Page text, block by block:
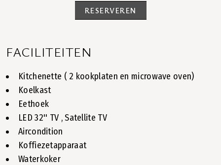
RESERVEREN
FACILITEITEN
Kitchenette ( 2 kookplaten en microwave oven)
Koelkast
Eethoek
LED 32'' TV , Satellite TV
Aircondition
Koffiezetapparaat
Waterkoker